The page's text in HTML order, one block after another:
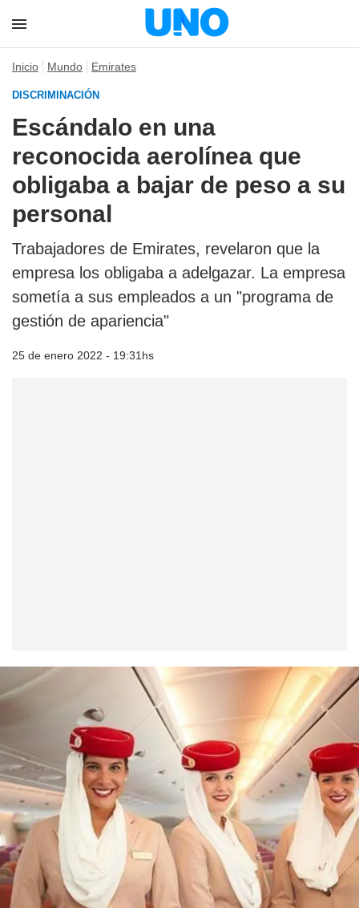
Inicio Mundo Emirates
DISCRIMINACIÓN
Escándalo en una
reconocida aerolínea que
obligaba a bajar de peso a su
personal
Trabajadores de Emirates, revelaron que la
empresa los obligaba a adelgazar. La empresa
sometía a sus empleados a un "programa de
gestión de apariencia"
25 de enero 2022 - 19:31hs